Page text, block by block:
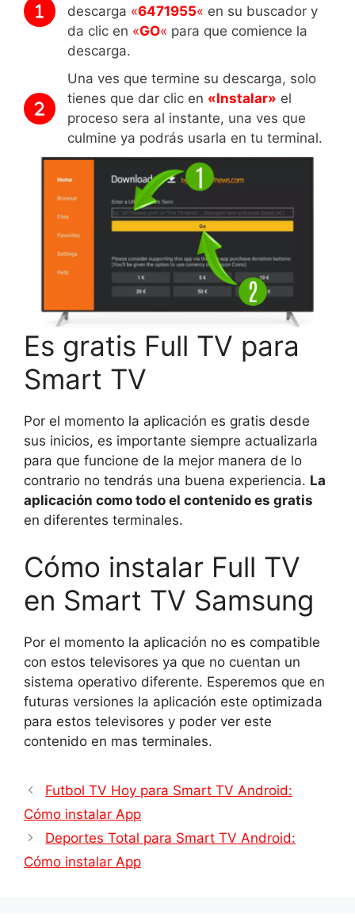
descarga «6471955« en su buscador y
da clic en «GO« para que comience la
descarga.
Una ves que termine su descarga, solo
tienes que dar clic en «Instalar» el
proceso sera al instante, una ves que
culmine ya podrás usarla en tu terminal.
Es gratis Full TV para
Smart TV
Por el momento la aplicación es gratis desde
sus inicios, es importante siempre actualizarla
para que funcione de la mejor manera de lo
contrario no tendrás una buena experiencia. La
aplicación como todo el contenido es gratis
en diferentes terminales.
Cómo instalar Full TV
en Smart TV Samsung
Por el momento la aplicación no es compatible
con estos televisores ya que no cuentan un
sistema operativo diferente. Esperemos que en
futuras versiones la aplicación este optimizada
para estos televisores y poder ver este
contenido en mas terminales.
Futbol TV Hoy para Smart TV Android:
Cómo instalar App
Deportes Total para Smart TV Android:
Cómo instalar App